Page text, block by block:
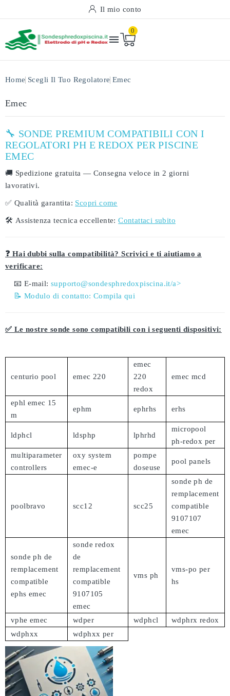
Il mio conto

0
Home Scegli Il Tuo Regolatore Emec
Emec
🔧 SONDE PREMIUM COMPATIBILI CON I
REGOLATORI PH E REDOX PER PISCINE
EMEC
🚚 Spedizione gratuita — Consegna veloce in 2 giorni
lavorativi.
✅ Qualità garantita: Scopri come
🛠️ Assistenza tecnica eccellente: Contattaci subito
❓ Hai dubbi sulla compatibilità? Scrivici e ti aiutiamo a
verificare:
📧 E-mail:supporto@sondesphredoxpiscina.it/a>
📝 Modulo di contatto: Compila qui
✅ Le nostre sonde sono compatibili con i seguenti dispositivi:
centurio pool emec 220
emec
220
redox
emec mcd
ephl emec 15
m
ephm ephrhs erhs
ldphcl ldsphp lphrhd
micropool
ph-redox per
multiparameter
controllers
oxy system
emec-e
pompe
doseuse
pool panels
poolbravo scc12 scc25
sonde ph de
remplacement
compatible
9107107
emec
sonde ph de
remplacement
compatible
ephs emec
sonde redox
de
remplacement
compatible
9107105
emec
vms ph
vms-po per
hs
vphe emec wdper wdphcl
wdphrx redox
wdphxx
wdphxx per